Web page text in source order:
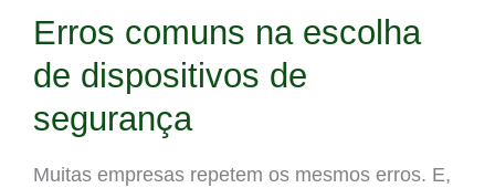
Erros comuns na escolha
de dispositivos de
segurança
Muitas empresas repetem os mesmos erros. E,